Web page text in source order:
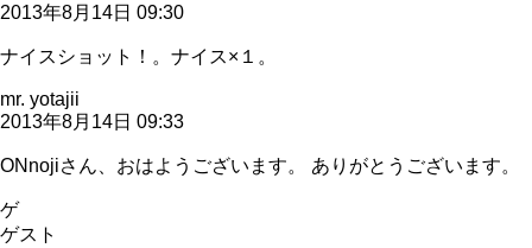
2013年8月14日 09:30
ナイスショット！。ナイス×１。
mr. yotajii
2013年8月14日 09:33
ONnojiさん、おはようございます。 ありがとうございます。
ゲ
ゲスト